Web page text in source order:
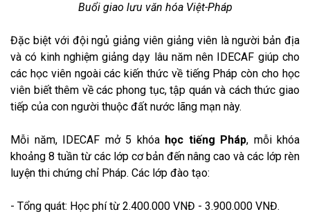
Buổi giao lưu văn hóa Việt-Pháp
Đặc biệt với đội ngủ giảng viên giảng viên là người bản địa
và có kinh nghiệm giảng dạy lâu năm nên IDECAF giúp cho
các học viên ngoài các kiến thức về tiếng Pháp còn cho học
viên biết thêm về các phong tục, tập quán và cách thức giao
tiếp của con người thuộc đất nước lãng mạn này.
Mỗi năm, IDECAF mở 5 khóa học tiếng Pháp, mỗi khóa
khoảng 8 tuần từ các lớp cơ bản đến nâng cao và các lớp rèn
luyện thi chứng chỉ Pháp. Các lớp đào tạo:
- Tổng quát: Học phí từ 2.400.000 VNĐ - 3.900.000 VNĐ.